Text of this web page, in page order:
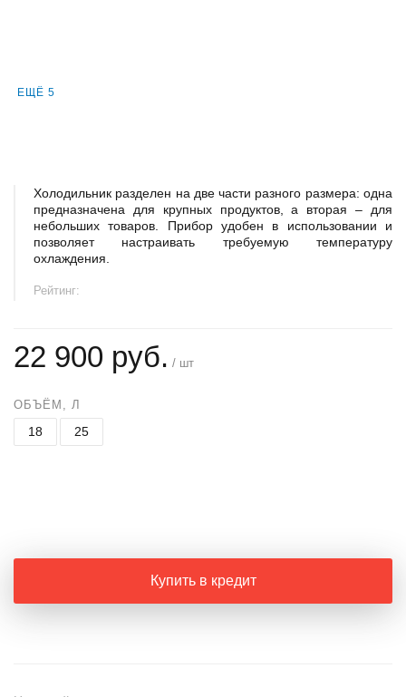
ЕЩЁ 5
Холодильник разделен на две части разного размера: одна
предназначена для крупных продуктов, а вторая – для
небольших товаров. Прибор удобен в использовании и
позволяет настраивать требуемую температуру
охлаждения.
Рейтинг:
22 900 руб. / шт
ОБЪЁМ, Л
18 25
Купить в кредит